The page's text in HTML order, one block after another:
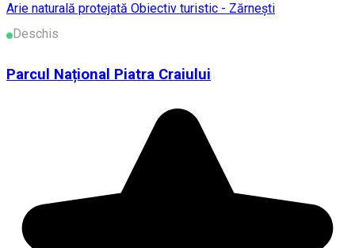
Arie naturală protejată Obiectiv turistic - Zărnești
Deschis
Parcul Național Piatra Craiului